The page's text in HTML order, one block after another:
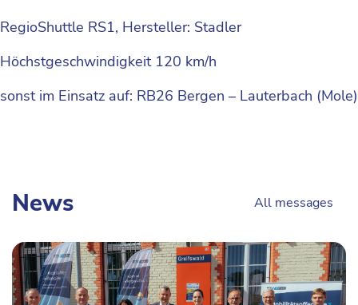
RegioShuttle RS1, Hersteller: Stadler
Höchstgeschwindigkeit 120 km/h
sonst im Einsatz auf: RB26 Bergen – Lauterbach (Mole)
News All messages